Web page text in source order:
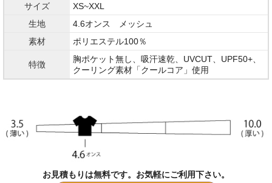
サイズ
XS~XXL
生地
4.6オンス メッシュ
素材
ポリエステル100％
特徴
胸ポケット無し、吸汗速乾、UVCUT、UPF50+、
クーリング素材「クールコア」使用
お見積もりは無料です。お気軽にご利用下さい。